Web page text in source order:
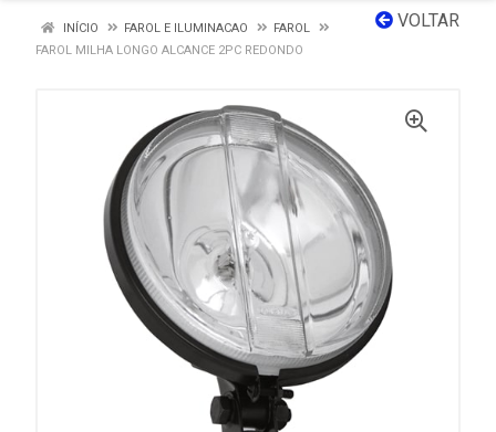
VOLTAR
INÍCIO FAROL E ILUMINACAO
FAROL
FAROL MILHA LONGO ALCANCE 2PC REDONDO